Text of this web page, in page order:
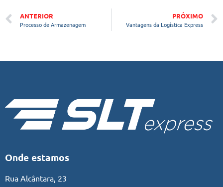
ANTERIOR
Processo de Armazenagem
PRÓXIMO
Vantagens da Logística Express
Onde estamos
Rua Alcântara, 23